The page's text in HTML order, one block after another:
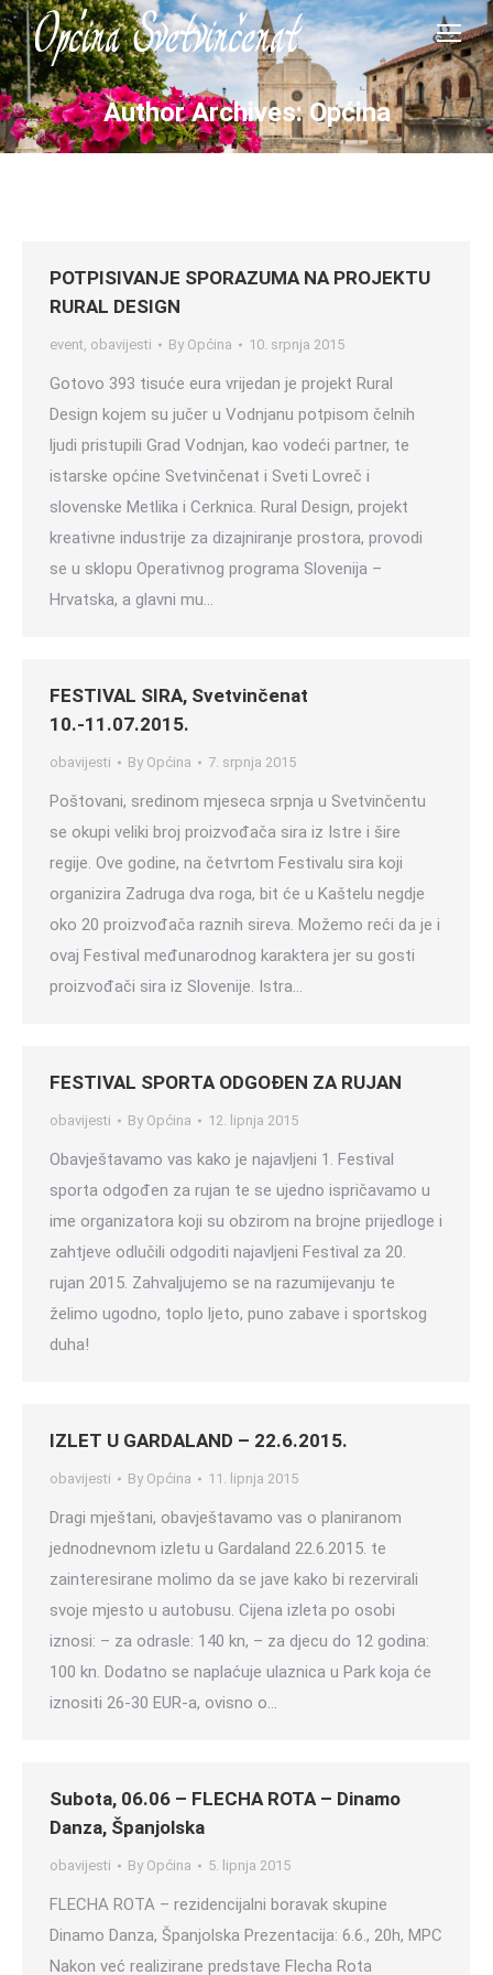
Author Archives:Općina
POTPISIVANJE SPORAZUMA NA PROJEKTU
RURAL DESIGN
event, obavijesti By Općina 10. srpnja 2015
Gotovo 393 tisuće eura vrijedan je projekt Rural
Design kojem su jučer u Vodnjanu potpisom čelnih
ljudi pristupili Grad Vodnjan, kao vodeći partner, te
istarske općine Svetvinčenat i Sveti Lovreč i
slovenske Metlika i Cerknica. Rural Design, projekt
kreativne industrije za dizajniranje prostora, provodi
se u sklopu Operativnog programa Slovenija –
Hrvatska, a glavni mu…
FESTIVAL SIRA, Svetvinčenat
10.-11.07.2015.
obavijesti By Općina 7. srpnja 2015
Poštovani, sredinom mjeseca srpnja u Svetvinčentu
se okupi veliki broj proizvođača sira iz Istre i šire
regije. Ove godine, na četvrtom Festivalu sira koji
organizira Zadruga dva roga, bit će u Kaštelu negdje
oko 20 proizvođača raznih sireva. Možemo reći da je i
ovaj Festival međunarodnog karaktera jer su gosti
proizvođači sira iz Slovenije. Istra…
FESTIVAL SPORTA ODGOĐEN ZA RUJAN
obavijesti By Općina 12. lipnja 2015
Obavještavamo vas kako je najavljeni 1. Festival
sporta odgođen za rujan te se ujedno ispričavamo u
ime organizatora koji su obzirom na brojne prijedloge i
zahtjeve odlučili odgoditi najavljeni Festival za 20.
rujan 2015. Zahvaljujemo se na razumijevanju te
želimo ugodno, toplo ljeto, puno zabave i sportskog
duha!
IZLET U GARDALAND – 22.6.2015.
obavijesti By Općina 11. lipnja 2015
Dragi mještani, obavještavamo vas o planiranom
jednodnevnom izletu u Gardaland 22.6.2015. te
zainteresirane molimo da se jave kako bi rezervirali
svoje mjesto u autobusu. Cijena izleta po osobi
iznosi: – za odrasle: 140 kn, – za djecu do 12 godina:
100 kn. Dodatno se naplaćuje ulaznica u Park koja će
iznositi 26-30 EUR-a, ovisno o…
Subota, 06.06 – FLECHA ROTA – Dinamo
Danza, Španjolska
obavijesti By Općina 5. lipnja 2015
FLECHA ROTA – rezidencijalni boravak skupine
Dinamo Danza, Španjolska Prezentacija: 6.6., 20h, MPC
Nakon već realizirane predstave Flecha Rota